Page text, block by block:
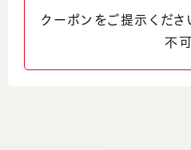
https://
クーポンをご提示くだ
不可